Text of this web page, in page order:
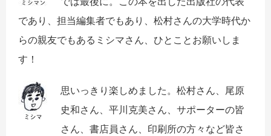
であり、担当編集者でもあり、松村さんの大学時代か
らの親友でもあるミシマさん、ひとことお願いしま
す！
思いっきり楽しめました。松村さん、尾原
史和さん、平川克美さん、サポーターの皆
さん、書店員さん、印刷所の方々など皆さ